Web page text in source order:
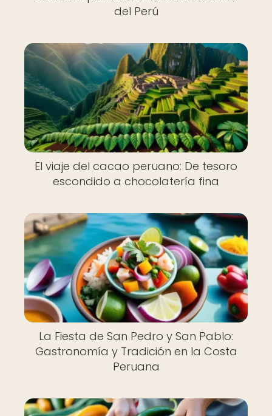
del Perú
El viaje del cacao peruano: De tesoro
escondido a chocolatería fina
La Fiesta de San Pedro y San Pablo:
Gastronomía y Tradición en la Costa
Peruana